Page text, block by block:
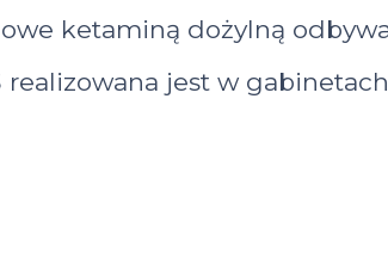
ketaminą dożylną
realizowana jest w